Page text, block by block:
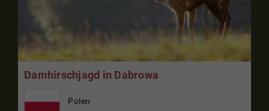
Damhirschjagd in Dabrowa
Polen